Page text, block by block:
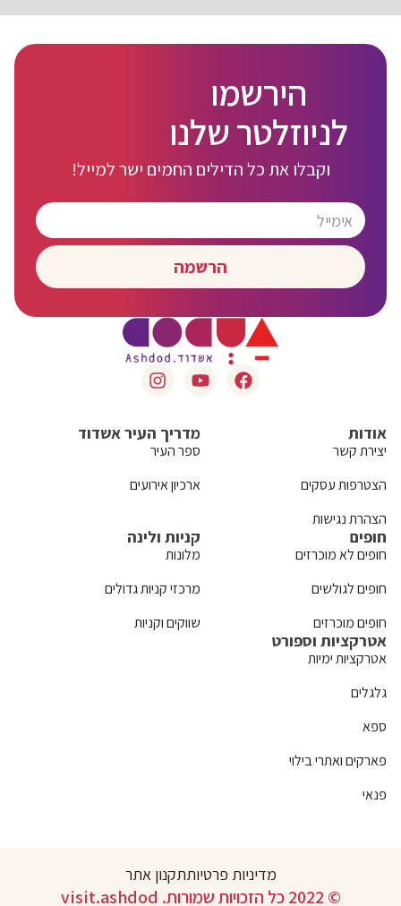
הירשמו
לניוזלטר שלנו
וקבלו את כל הדילים החמים ישר למייל!
הרשמה
אודות
יצירת קשר
הצטרפות עסקים
הצהרת נגישות
מדריך העיר אשדוד
ספר העיר
ארכיון אירועים
חופים
חופים לא מוכרזים
חופים לגולשים
חופים מוכרזים
קניות ולינה
מלונות
מרכזי קניות גדולים
שווקים וקניות
אטרקציות וספורט
אטרקציות ימיות
גלגלים
ספא
פארקים ואתרי בילוי
פנאי
מדיניות פרטיותתקנון אתר
© 2022 כל הזכויות שמורות. visit.ashdod